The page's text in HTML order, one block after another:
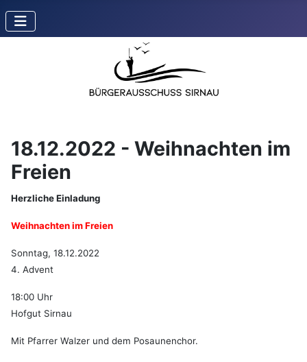
18.12.2022 - Weihnachten im
Freien
Herzliche Einladung
Weihnachten im Freien
Sonntag, 18.12.2022
4. Advent
18:00 Uhr
Hofgut Sirnau
Mit Pfarrer Walzer und dem Posaunenchor.